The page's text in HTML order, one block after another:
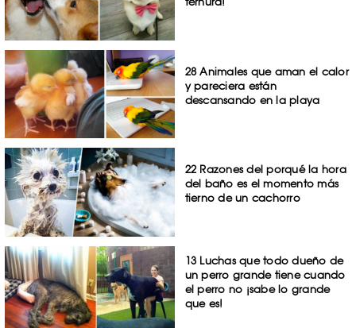
28 Animales que aman el calor
y pareciera están
descansando en la playa
22 Razones del porqué la hora
del baño es el momento más
tierno de un cachorro
13 Luchas que todo dueño de
un perro grande tiene cuando
el perro no ¡sabe lo grande
que es!